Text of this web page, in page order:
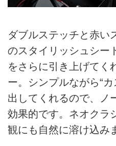
ダブルステッチと赤い
のスタイリッシュシー
をさらに引き上げてく
ー。シンプルながら“
出してくれるので、ノ
効果的です。ネオクラ
観にも自然に溶け込み